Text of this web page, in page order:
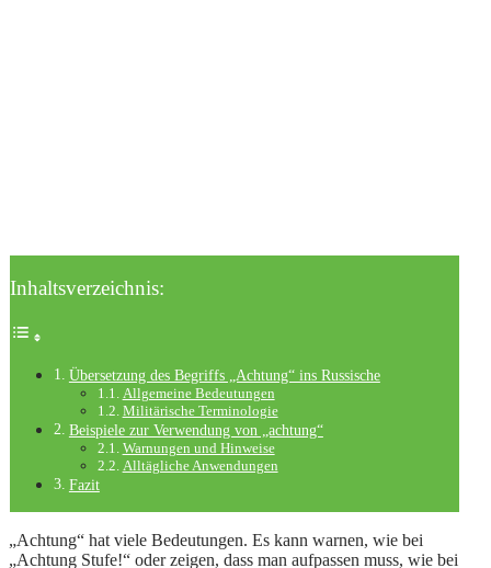
Inhaltsverzeichnis:
Übersetzung des Begriffs „Achtung“ ins Russische
Allgemeine Bedeutungen
Militärische Terminologie
Beispiele zur Verwendung von „achtung“
Warnungen und Hinweise
Alltägliche Anwendungen
Fazit
„Achtung“ hat viele Bedeutungen. Es kann warnen, wie bei
„Achtung Stufe!“ oder zeigen, dass man aufpassen muss, wie bei